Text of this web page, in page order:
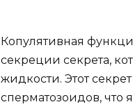
Копулятивная
секреции секрета,
жидкости. Этот
сперматозоидов, что